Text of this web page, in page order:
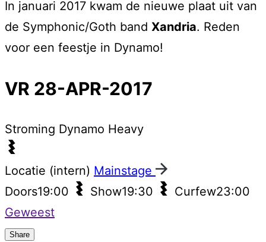
In januari 2017 kwam de nieuwe plaat uit van
de Symphonic/Goth band Xandria. Reden
voor een feestje in Dynamo!
VR 28-APR-2017
Stroming Dynamo Heavy
Locatie (intern) Mainstage
Doors19:00 Show19:30 Curfew23:00
Geweest
Share